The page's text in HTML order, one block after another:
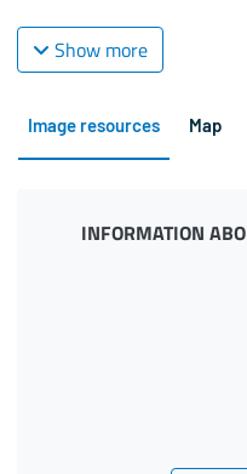
Show more
Image resources Map
INFORMATION